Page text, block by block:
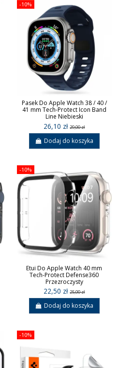
-10%
Pasek Do Apple Watch 38 / 40 /
41 mm Tech-Protect Icon Band
Line Niebieski
26,10 zł29,00 zł
Dodaj do koszyka
-10%
Etui Do Apple Watch 40 mm
Tech-Protect Defense360
Przezroczysty
22,50 zł25,00 zł
Dodaj do koszyka
-10%